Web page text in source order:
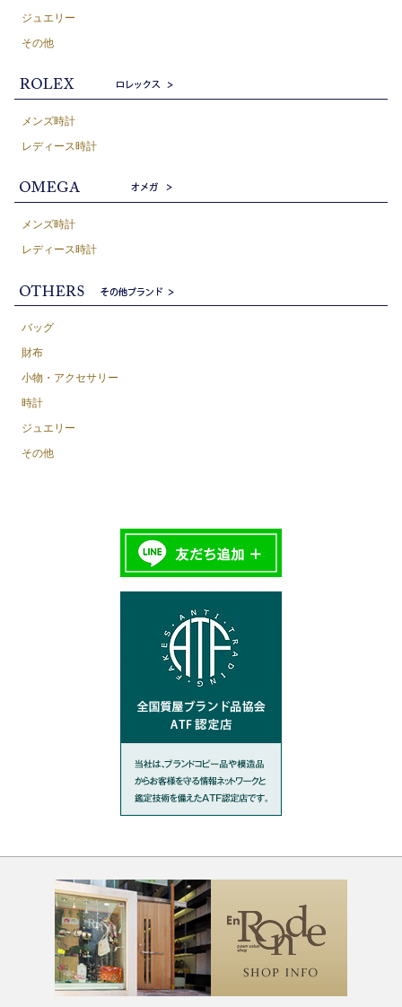
ジュエリー
その他
メンズ時計
レディース時計
メンズ時計
レディース時計
バッグ
財布
小物・アクセサリー
時計
ジュエリー
その他